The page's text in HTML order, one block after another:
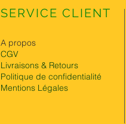
SERVICE CLIENT
A propos
CGV
Livraisons & Retours
Politique de confidentialité
Mentions Légales